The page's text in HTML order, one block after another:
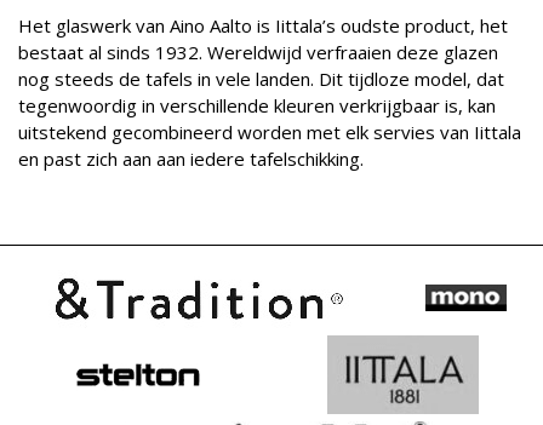
Het glaswerk van Aino Aalto is Iittala’s oudste product, het
bestaat al sinds 1932. Wereldwijd verfraaien deze glazen
nog steeds de tafels in vele landen. Dit tijdloze model, dat
tegenwoordig in verschillende kleuren verkrijgbaar is, kan
uitstekend gecombineerd worden met elk servies van Iittala
en past zich aan aan iedere tafelschikking.